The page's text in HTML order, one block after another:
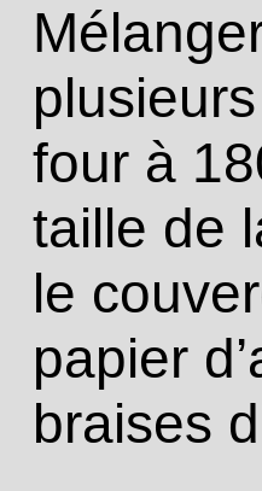
four à
taille de
le
papier
braises